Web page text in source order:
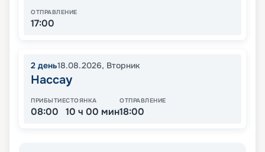
ОТПРАВЛЕНИЕ
17:00
2 день18.08.2026, Вторник
Нассау
ПРИБЫТИЕ
08:00
СТОЯНКА
10 ч 00 мин
ОТПРАВЛЕНИЕ
18:00